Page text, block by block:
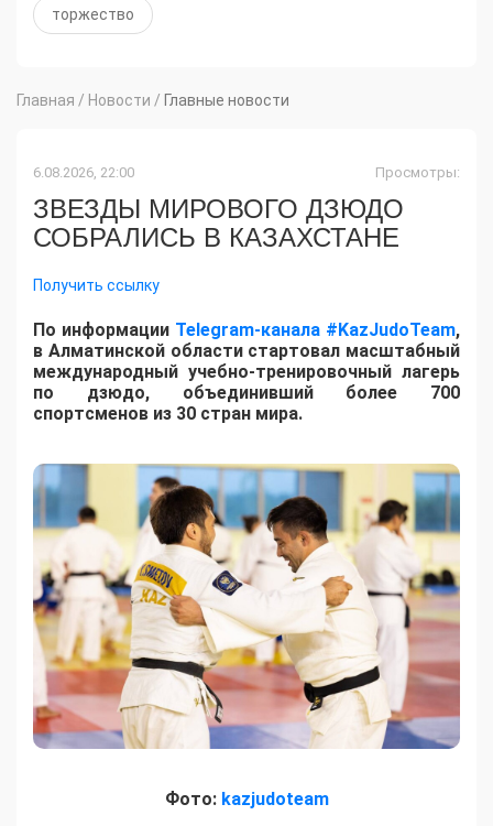
торжество
Главная / Новости / Главные новости
6.08.2026, 22:00 Просмотры:
ЗВЕЗДЫ МИРОВОГО ДЗЮДО
СОБРАЛИСЬ В КАЗАХСТАНЕ
Получить ссылку
По информации Telegram-канала #KazJudoTeam,
в Алматинской области стартовал масштабный
международный учебно-тренировочный лагерь
по дзюдо, объединивший более 700
спортсменов из 30 стран мира.
Фото: kazjudoteam